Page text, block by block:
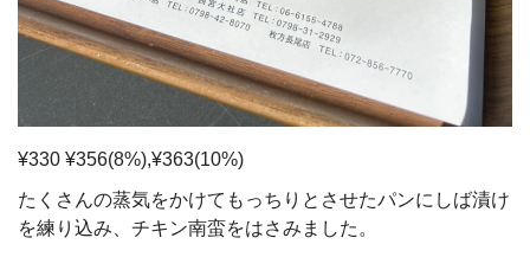
¥330 ¥356(8%),¥363(10%)
たくさんの蒸気をかけてもっちりとさせたパンにしば漬け
を練り込み、チキン南蛮をはさみました。